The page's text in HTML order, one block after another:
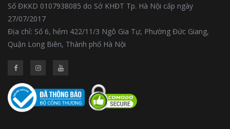
Số ĐKKD 0107938085 do Sở KHĐT Tp. Hà Nội cấp ngày
27/07/2017
Địa chỉ: Số 6, hẻm 422/11/3 Ngô Gia Tự, Phường Đức Giang,
Quận Long Biên, Thành phố Hà Nội